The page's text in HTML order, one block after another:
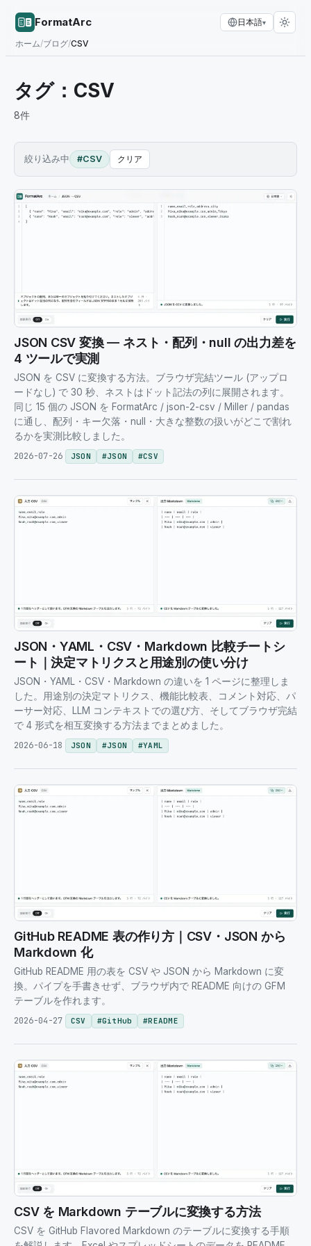
FormatArc
ホーム/ブログ/CSV
日本語▾
タグ： CSV
8件
絞り込み中 #CSV クリア
JSON CSV 変換 — ネスト・配列・null の出力差を
4 ツールで実測
JSON を CSV に変換する方法。ブラウザ完結ツール (アップロ
ードなし) で 30 秒、ネストはドット記法の列に展開されます。
同じ 15 個の JSON を FormatArc / json-2-csv / Miller / pandas
に通し、配列・キー欠落・null・大きな整数の扱いがどこで割れ
るかを実測比較しました。
2026-07-26
JSON #JSON #CSV
JSON・YAML・CSV・Markdown 比較チートシ
ート｜決定マトリクスと用途別の使い分け
JSON・YAML・CSV・Markdown の違いを 1 ページに整理しま
した。用途別の決定マトリクス、機能比較表、コメント対応、パ
ーサー対応、LLM コンテキストでの選び方、そしてブラウザ完結
で 4 形式を相互変換する方法までまとめました。
2026-06-18
JSON #JSON #YAML
GitHub README 表の作り方｜CSV・JSON から
Markdown 化
GitHub README 用の表を CSV や JSON から Markdown に変
換。パイプを手書きせず、ブラウザ内で README 向けの GFM
テーブルを作れます。
2026-04-27
CSV #GitHub #README
CSV を Markdown テーブルに変換する方法
CSV を GitHub Flavored Markdown のテーブルに変換する手順